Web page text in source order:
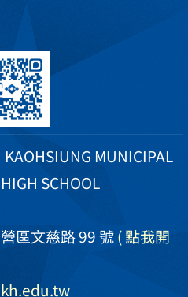
KAOHSIUNG MUNICIPAL
SCHOOL
區文慈路 99 號( 點我開